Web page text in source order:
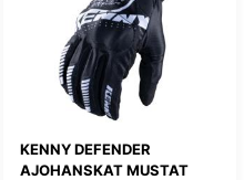
KENNY DEFENDER
AJOHANSKAT MUSTAT